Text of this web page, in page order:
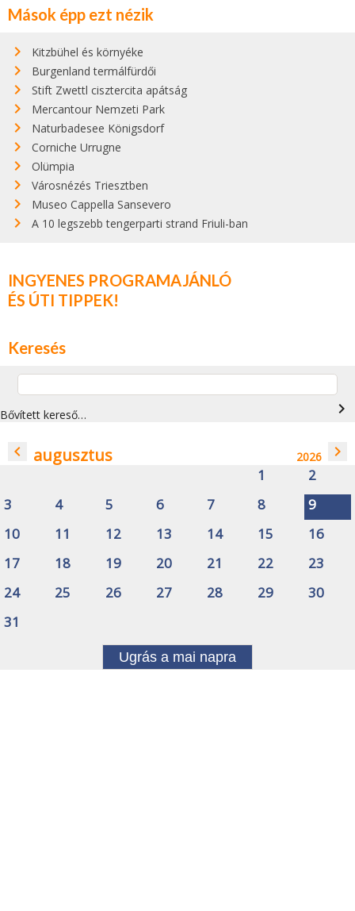
Mások épp ezt nézik
Kitzbühel és környéke
Burgenland termálfürdői
Stift Zwettl cisztercita apátság
Mercantour Nemzeti Park
Naturbadesee Königsdorf
Corniche Urrugne
Olümpia
Városnézés Triesztben
Museo Cappella Sansevero
A 10 legszebb tengerparti strand Friuli-ban
INGYENES PROGRAMAJÁNLÓ
ÉS ÚTI TIPPEK!
Keresés
Bővített kereső… navigate_next
navigate_before augusztus 2026 navigate_next
1
2
3
4 5 6 7 8
9
10
11 12 13 14 15
16
17
18 19 20 21 22
23
24
25 26 27 28 29
30
31
Ugrás a mai napra